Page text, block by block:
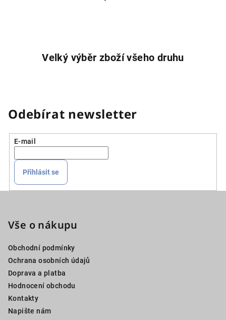
Velký výběr zboží všeho druhu
Odebírat newsletter
E-mail
Přihlásit se
Vše o nákupu
Obchodní podmínky
Ochrana osobních údajů
Doprava a platba
Hodnocení obchodu
Kontakty
Napište nám